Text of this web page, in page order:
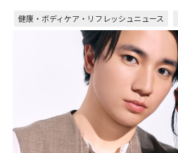
健康・ボディケア・リフレッシュニュース